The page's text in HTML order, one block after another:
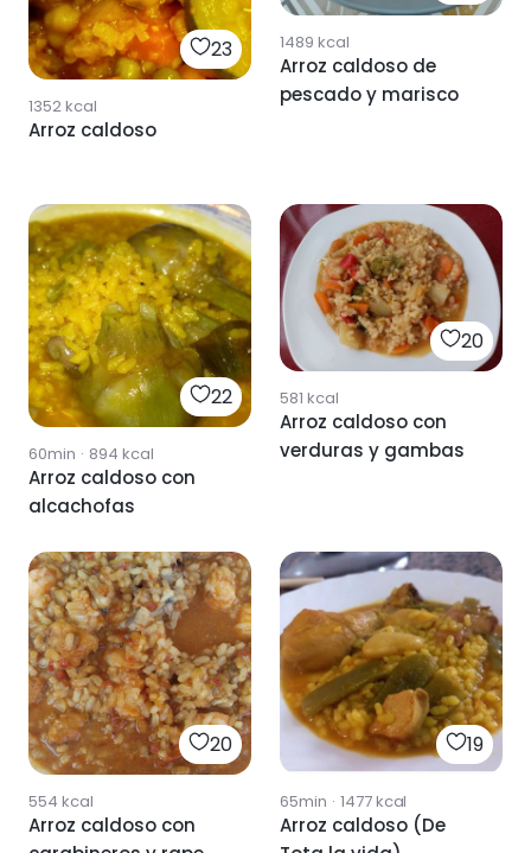
23
1352kcal
Arroz caldoso
1489 kcal
Arroz caldoso de
pescado y marisco
22
60min · 894 kcal
Arroz caldoso con
alcachofas
20
581 kcal
Arroz caldoso con
verduras y gambas
20
554 kcal
Arroz caldoso con
19
65min · 1477kcal
Arroz caldoso (De